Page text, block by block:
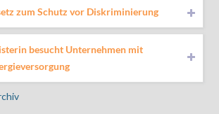
zum Schutz vor Diskriminierung
besucht Unternehmen mit